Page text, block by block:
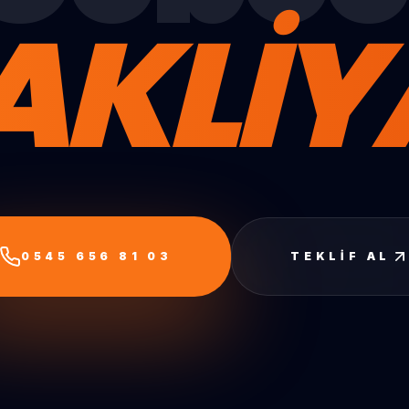
0545 656 81 03 TEKLIF AL